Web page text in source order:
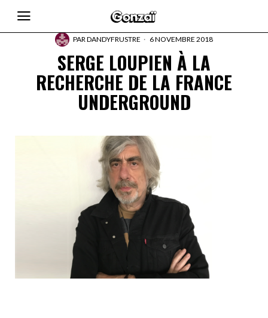
PARDANDYFRUSTRE 6 NOVEMBRE 2018
SERGE LOUPIEN À LA
RECHERCHE DE LA FRANCE
UNDERGROUND